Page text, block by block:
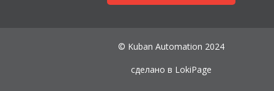
© Kuban Automation 2024
сделано в LokiPage